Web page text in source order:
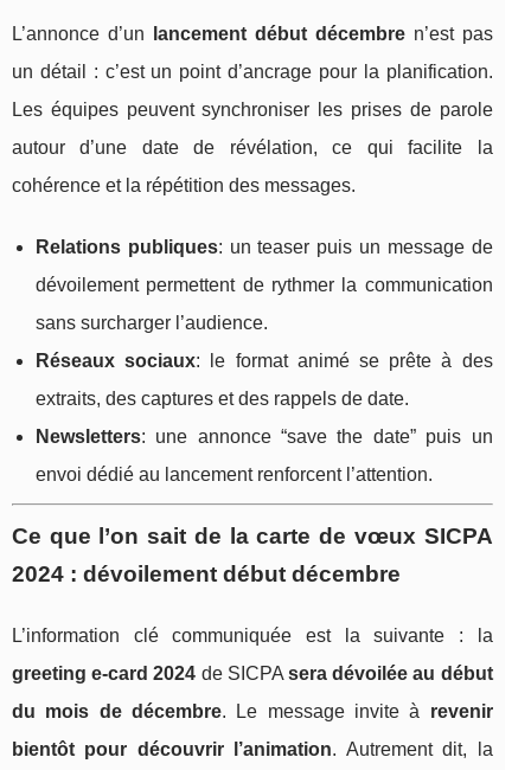
L’annonce d’un lancement début décembren’est pas
un détail : c’est un point d’ancrage pour la planification.
Les équipes peuvent synchroniser les prises de parole
autour d’une date de révélation, ce qui facilite la
cohérence et la répétition des messages.
Relations publiques: un teaser puis un message de
dévoilement permettent de rythmer la communication
sans surcharger l’audience.
Réseaux sociaux: le format animé se prête à des
extraits, des captures et des rappels de date.
Newsletters: une annonce “save the date” puis un
envoi dédié au lancement renforcent l’attention.
Ce que l’on sait de la carte de vœux SICPA
2024 : dévoilement début décembre
L’information clé communiquée est la suivante : la
greeting e-card 2024 de SICPAsera dévoilée au début
du mois de décembre. Le message invite à revenir
bientôt pour découvrir l’animation. Autrement dit, la